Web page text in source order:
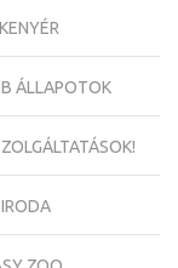
ÁLLAPOTOK